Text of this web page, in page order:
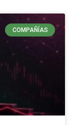
COMPAÑÍAS